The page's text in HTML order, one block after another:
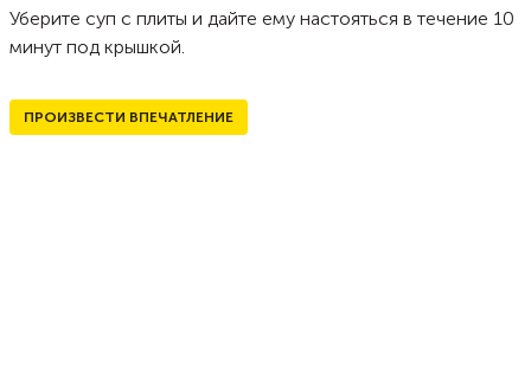
Уберите суп с плиты и дайте ему настояться в течение 10
минут под крышкой.
ПРОИЗВЕСТИ ВПЕЧАТЛЕНИЕ